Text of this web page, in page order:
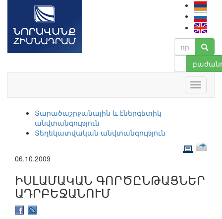
Տարածաշրջանային և էներգետիկ
անվտանգություն
Տեղեկատվական անվտանգություն
06.10.2009
ԻՍԼԱՄԱԿԱՆ ԳՈՐԾԸՆԹԱՑՆԵՐ
ԱԴՐԲԵՋԱՆՈՒՄ